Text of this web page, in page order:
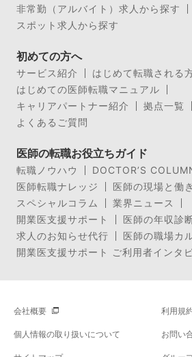
非常勤（アルバイト）求人から探す
スポット求人から探す
初めての方へ
サービス紹介
はじめて転職される
はじめての医師転職マニュアル
キャリアパートナー紹介
拠点一覧
よくあるご質問
医師の転職お役立ちガイド
転職ノウハウ
DOCTOR’S
医師転職ナレッジ
医師の現場と働
スペシャルコラム
業界ニュース
開業医支援サポート
医師の年収診
求人のお知らせ代行
医師の職場カ
開業医支援サポート ご利用者インタ
会社概要 利用規
個人情報の取り扱いについて お問い